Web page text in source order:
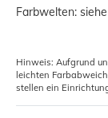
Farbwelten:
Hinweis: Aufgrund
leichten
stellen ein